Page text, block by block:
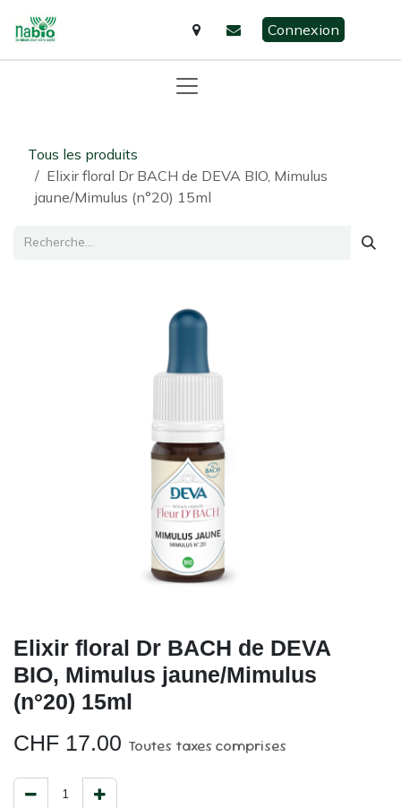
Connexion
Tous les produits
Elixir floral Dr BACH de DEVA BIO, Mimulus
jaune/Mimulus (n°20) 15ml
Elixir floral Dr BACH de DEVA
BIO, Mimulus jaune/Mimulus
(n°20) 15ml
CHF 17.00 Toutes taxes comprises